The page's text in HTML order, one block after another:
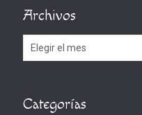
Archivos
Archivos
Categorías